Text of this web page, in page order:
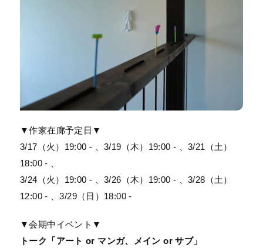
▼作家在廊予定日▼
3/17（火）19:00 - 、3/19（木）19:00 - 、3/21（土）
18:00 - 、
3/24（火）19:00 - 、3/26（木）19:00 - 、3/28（土）
12:00 - 、3/29（日）18:00 -
▼会期中イベント▼
トーク「アート or マンガ、メイン or サブ」